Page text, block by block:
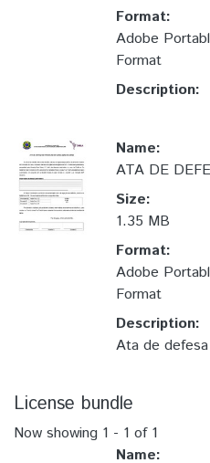
Format:
Adobe
Format
Description:
Name:
ATA DE
Size:
1.35 MB
Format:
Adobe
Format
Description:
Ata de defesa
License bundle
Now showing 1 - 1 of 1
Name: